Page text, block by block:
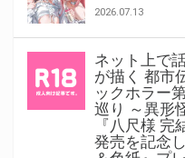
2026.07.13
ネット上で
が描く 都市
ックホラー
巡り ～異形
『八尺様
発売を記念